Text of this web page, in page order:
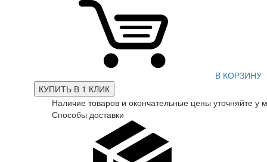
В КОРЗИНУ
КУПИТЬ В 1 КЛИК
Наличие товаров и окончательные цены уточняйте у
Способы доставки